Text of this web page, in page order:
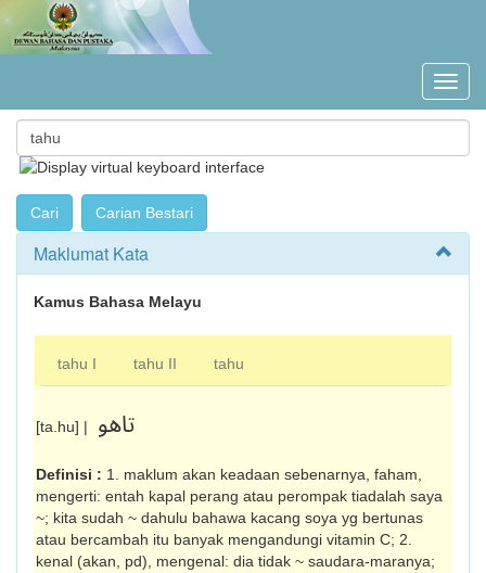
Maklumat Kata
Kamus Bahasa Melayu
tahu I tahu II tahu
[ta.hu] | تاهو
Definisi : 1. maklum akan keadaan sebenarnya, faham,
mengerti: entah kapal perang atau perompak tiadalah saya
~; kita sudah ~ dahulu bahawa kacang soya yg bertunas
atau bercambah itu banyak mengandungi vitamin C; 2.
kenal (akan, pd), mengenal: dia tidak ~ saudara-maranya;